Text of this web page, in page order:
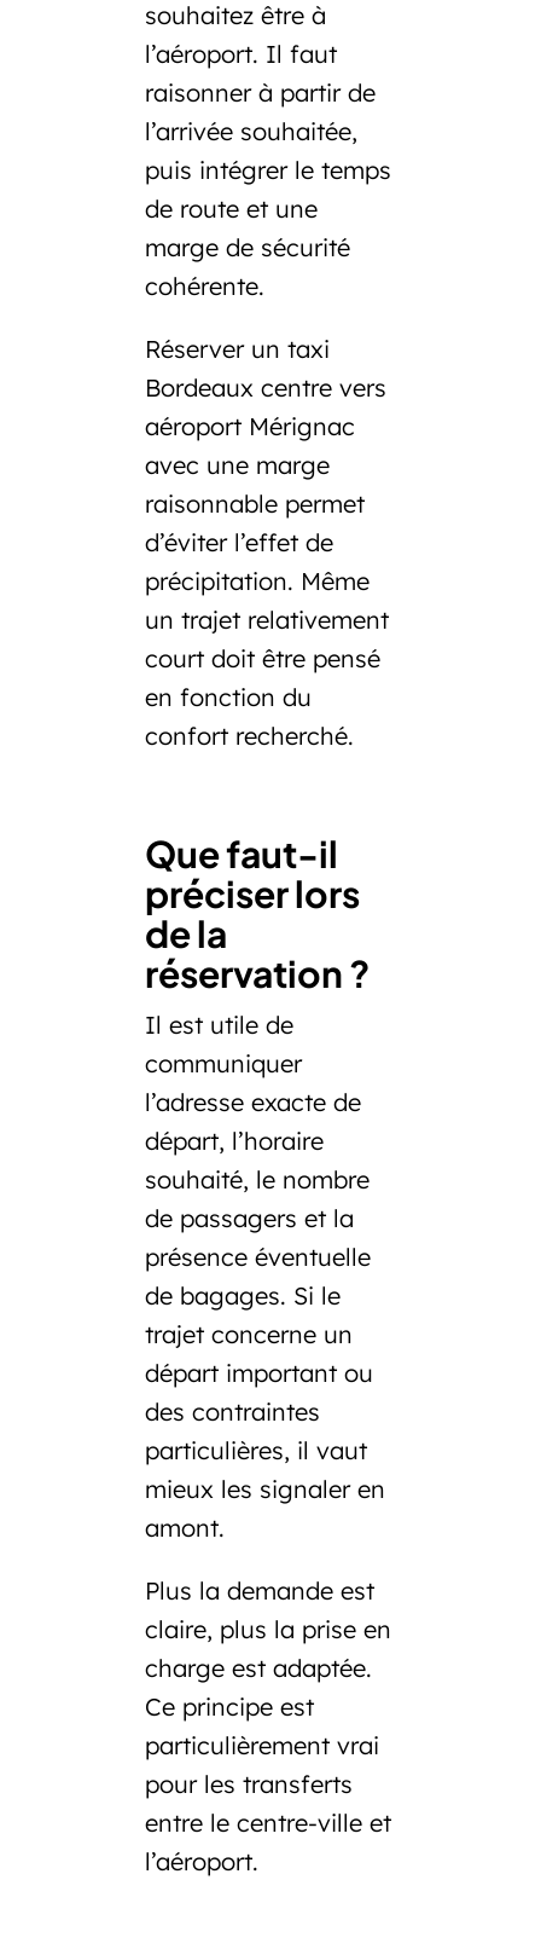
souhaitez être à
l’aéroport. Il faut
raisonner à partir de
l’arrivée souhaitée,
puis intégrer le temps
de route et une
marge de sécurité
cohérente.
Réserver un taxi
Bordeaux centre vers
aéroport Mérignac
avec une marge
raisonnable permet
d’éviter l’effet de
précipitation. Même
un trajet relativement
court doit être pensé
en fonction du
confort recherché.
Que faut-il
préciser lors
de la
réservation ?
Il est utile de
communiquer
l’adresse exacte de
départ, l’horaire
souhaité, le nombre
de passagers et la
présence éventuelle
de bagages. Si le
trajet concerne un
départ important ou
des contraintes
particulières, il vaut
mieux les signaler en
amont.
Plus la demande est
claire, plus la prise en
charge est adaptée.
Ce principe est
particulièrement vrai
pour les transferts
entre le centre-ville et
l’aéroport.